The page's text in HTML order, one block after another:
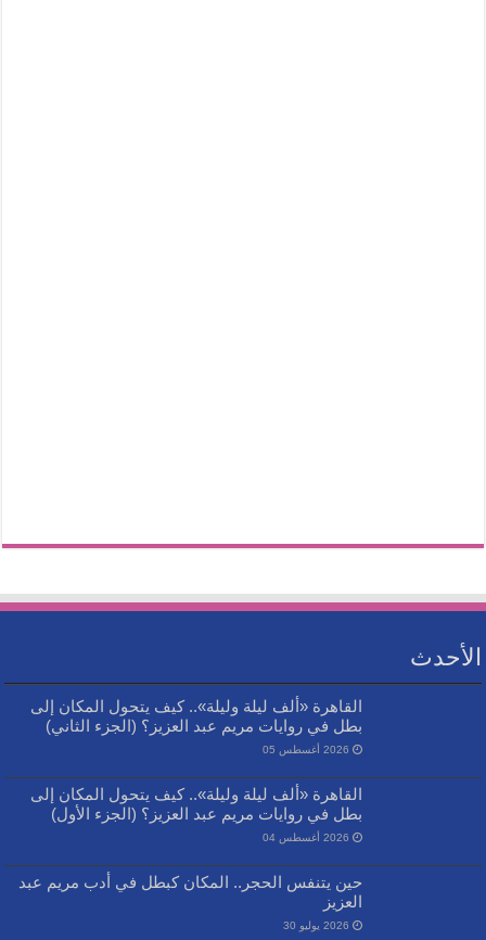
الأحدث
القاهرة «ألف ليلة وليلة».. كيف يتحول المكان إلى
بطل في روايات مريم عبد العزيز؟ (الجزء الثاني)
2026 أغسطس 05
القاهرة «ألف ليلة وليلة».. كيف يتحول المكان إلى
بطل في روايات مريم عبد العزيز؟ (الجزء الأول)
2026 أغسطس 04
حين يتنفس الحجر.. المكان كبطل في أدب مريم عبد
العزيز
2026 يوليو 30